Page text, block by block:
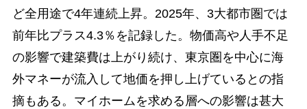
ど全用途で4年連続上昇。2025年、3大都市圏では
前年比プラス4.3％を記録した。物価高や人手不足
の影響で建築費は上がり続け、東京圏を中心に海
外マネーが流入して地価を押し上げているとの指
摘もある。マイホームを求める層への影響は甚大